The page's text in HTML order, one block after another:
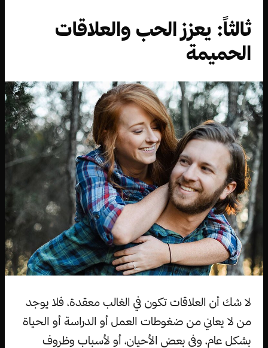
ثالثاً: يعزز الحب والعلاقات
الحميمة
لا شك أن العلاقات تكون في الغالب معقدة، فلا يوجد
من لا يعاني من ضغوطات العمل أو الدراسة أو الحياة
بشكل عام، وفي بعض الأحيان، أو لأسباب وظروف